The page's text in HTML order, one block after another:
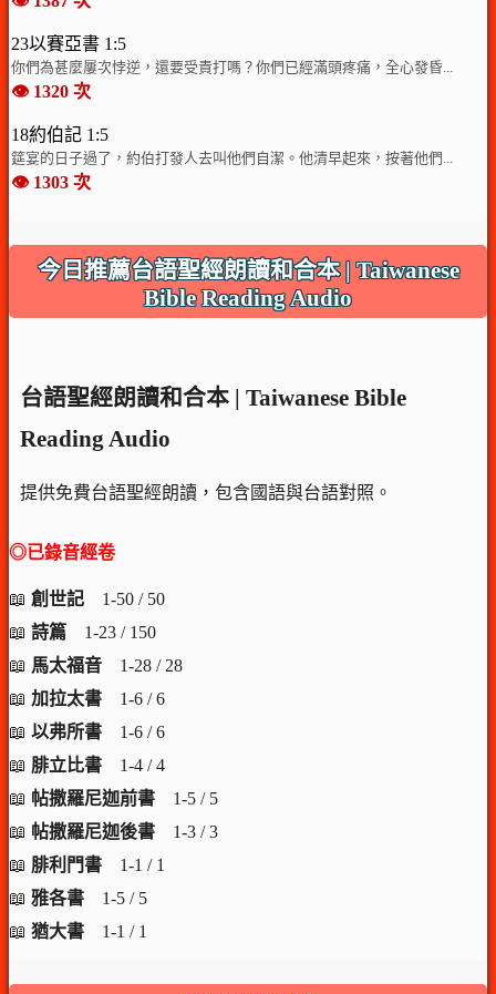
23以賽亞書 1:5
你們為甚麼屢次悖逆，還要受責打嗎？你們已經滿頭疼痛，全心發昏...
👁️ 1320 次
18約伯記 1:5
筵宴的日子過了，約伯打發人去叫他們自潔。他清早起來，按著他們...
👁️ 1303 次
今日推薦台語聖經朗讀和合本 | Taiwanese
Bible Reading Audio
台語聖經朗讀和合本 | Taiwanese Bible
Reading Audio
提供免費台語聖經朗讀，包含國語與台語對照。
◎已錄音經卷
📖 創世記 1-50 / 50
📖 詩篇 1-23 / 150
📖 馬太福音 1-28 / 28
📖 加拉太書 1-6 / 6
📖 以弗所書 1-6 / 6
📖 腓立比書 1-4 / 4
📖 帖撒羅尼迦前書 1-5 / 5
📖 帖撒羅尼迦後書 1-3 / 3
📖 腓利門書 1-1 / 1
📖 雅各書 1-5 / 5
📖 猶大書 1-1 / 1